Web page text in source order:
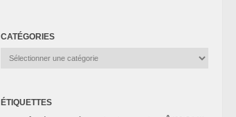
CATÉGORIES
Catégories
ÉTIQUETTES